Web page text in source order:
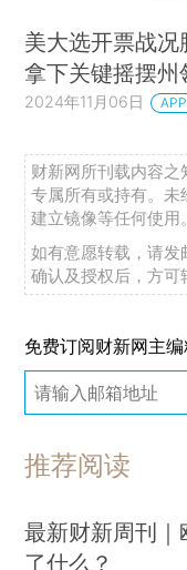
美大选开票战况
拿下关键摇摆州
2024年11月06日
财新网所刊载内容
专属所有或持有。未
建立镜像等任何使用。
如有意愿转载，请发
确认及授权后，方可
免费订阅财新网主
推荐阅读
最新财新周刊
了什么？